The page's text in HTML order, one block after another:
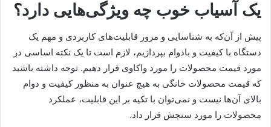
یک آسیاب خوب چه ویژگی‌هایی دارد؟
پیش از آن‌که به شناسایی و مرور قابلیت‌های کاربردی و مهم یک
دستگاه با کیفیت و بادوام بپردازیم، لازم است تا یک نکته اساسی در
مورد قیمت محصولات را مورد واکاوی قرار دهیم. توجه داشته باشید
که قیمت محصولات خانگی به هیچ عنوان به منظور کیفیت و دوام
بالای آن‌ها نیست و نمی‌توان با تکیه بر این قابلیت، عملکرد
محصولات را مورد سنجش قرار داد.